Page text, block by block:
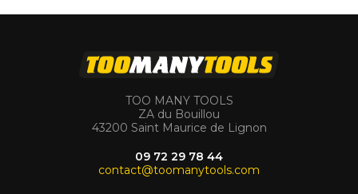
TOO MANY TOOLS
ZA du Bouillou
43200 Saint Maurice de Lignon
09 72 29 78 44
contact@toomanytools.com